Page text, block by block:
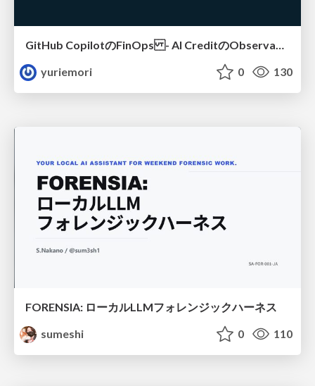
yuriemori
0 130
FORENSIA: ローカルLLMフォレンジックハーネス
sumeshi
0 110